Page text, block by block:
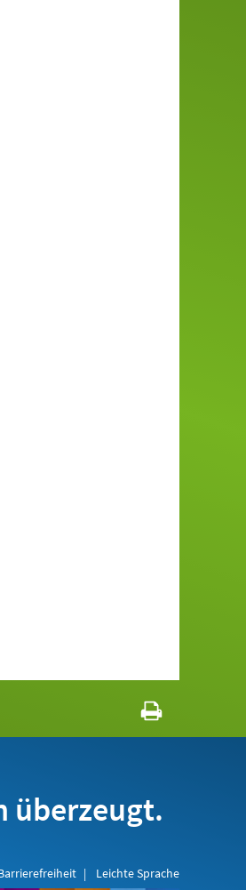
überzeugt.
Leichte Sprache